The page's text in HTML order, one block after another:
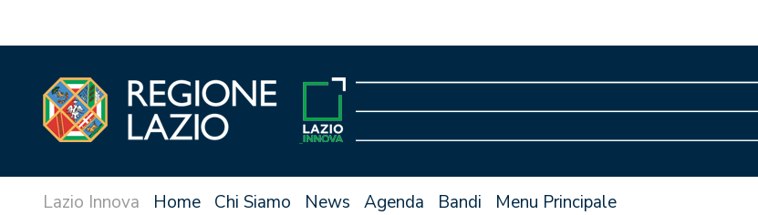
Home Chi Siamo News Agenda Bandi Menu Principale